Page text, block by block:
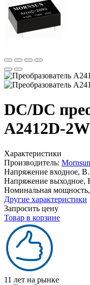
DC/DC
A2412D-
Характеристики
Производитель: Mornsun
Напряжение входное,
Напряжение выходное,
Номинальная
Другие характеристики
Запросить цену
Товар в корзине
11 лет на рынке